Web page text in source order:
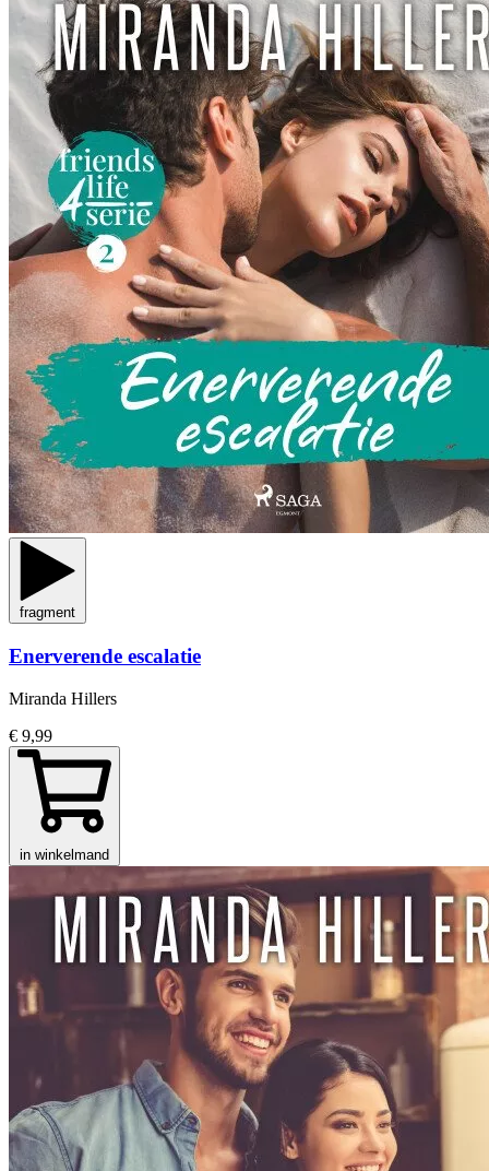
fragment
Enerverende escalatie
Miranda Hillers
€ 9,99
in winkelmand